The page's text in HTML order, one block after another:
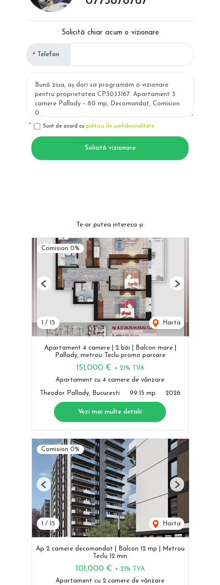
Solicită chiar acum o vizionare
Telefon
Sunt de acord cu politica de confidențialitate
Solicită vizionare
Te-ar putea interesa și:
Comision 0%
/ 15 Harta
Previous Next
Apartament 4 camere | 2 băi | Balcon mare |
Pallady, metrou Teclu promo parcare
151,000 € + 21% TVA
Apartament cu 4 camere de vânzare
Theodor Pallady, Bucuresti 99.15 mp 2026
Vezi mai multe detalii
Comision 0%
/ 15 Harta
Previous Next
Ap 2 camere decomandat | Balcon 12 mp | Metrou
Teclu 12 min
101,000 € + 21% TVA
Apartament cu 2 camere de vânzare